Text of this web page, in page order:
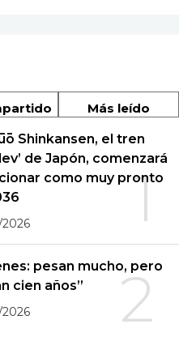
Más leído
1
Shinkansen, el tren
de Japón, comenzará
como muy pronto
2
pesan mucho, pero
cien años”